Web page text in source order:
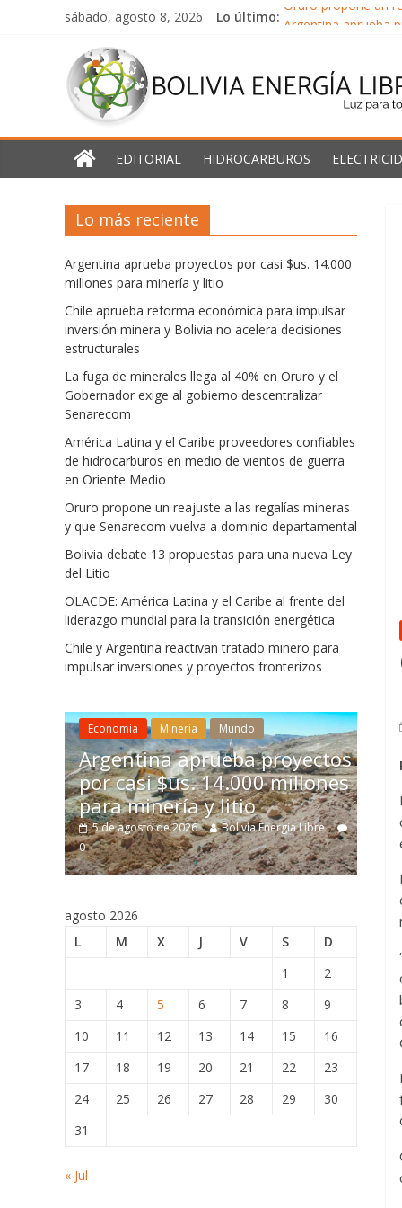
sábado, agosto 8, 2026 Lo último: Oruro propone un
Chile aprueba
La fuga de
América Latina y el
Bolivia
Energía
Libre
para
todos
EDITORIAL HIDROCARBUROS
Lo más reciente
Argentina aprueba proyectos por casi $us. 14.000
millones para minería y litio
Chile aprueba reforma económica para impulsar
inversión minera y Bolivia no acelera decisiones
estructurales
La fuga de minerales llega al 40% en Oruro y el
Gobernador exige al gobierno descentralizar
Senarecom
América Latina y el Caribe proveedores confiables
de hidrocarburos en medio de vientos de guerra
en Oriente Medio
Oruro propone un reajuste a las regalías mineras
y que Senarecom vuelva a dominio departamental
Bolivia debate 13 propuestas para una nueva Ley
del Litio
OLACDE: América Latina y el Caribe al frente del
liderazgo mundial para la transición energética
Chile y Argentina reactivan tratado minero para
impulsar inversiones y proyectos fronterizos
Economia Mineria Mundo
Argentina aprueba proyectos
por casi $us. 14.000 millones
para minería y litio
5 de agosto de 2026
Bolivia Energia Libre
Chile
5 de
0
agosto 2026
L
M X J V S
D
1
2
3
4 5 6 7 8
9
10
11 12 13 14 15
16
17
18 19 20 21 22
23
24
25 26 27 28 29
30
31
« Jul